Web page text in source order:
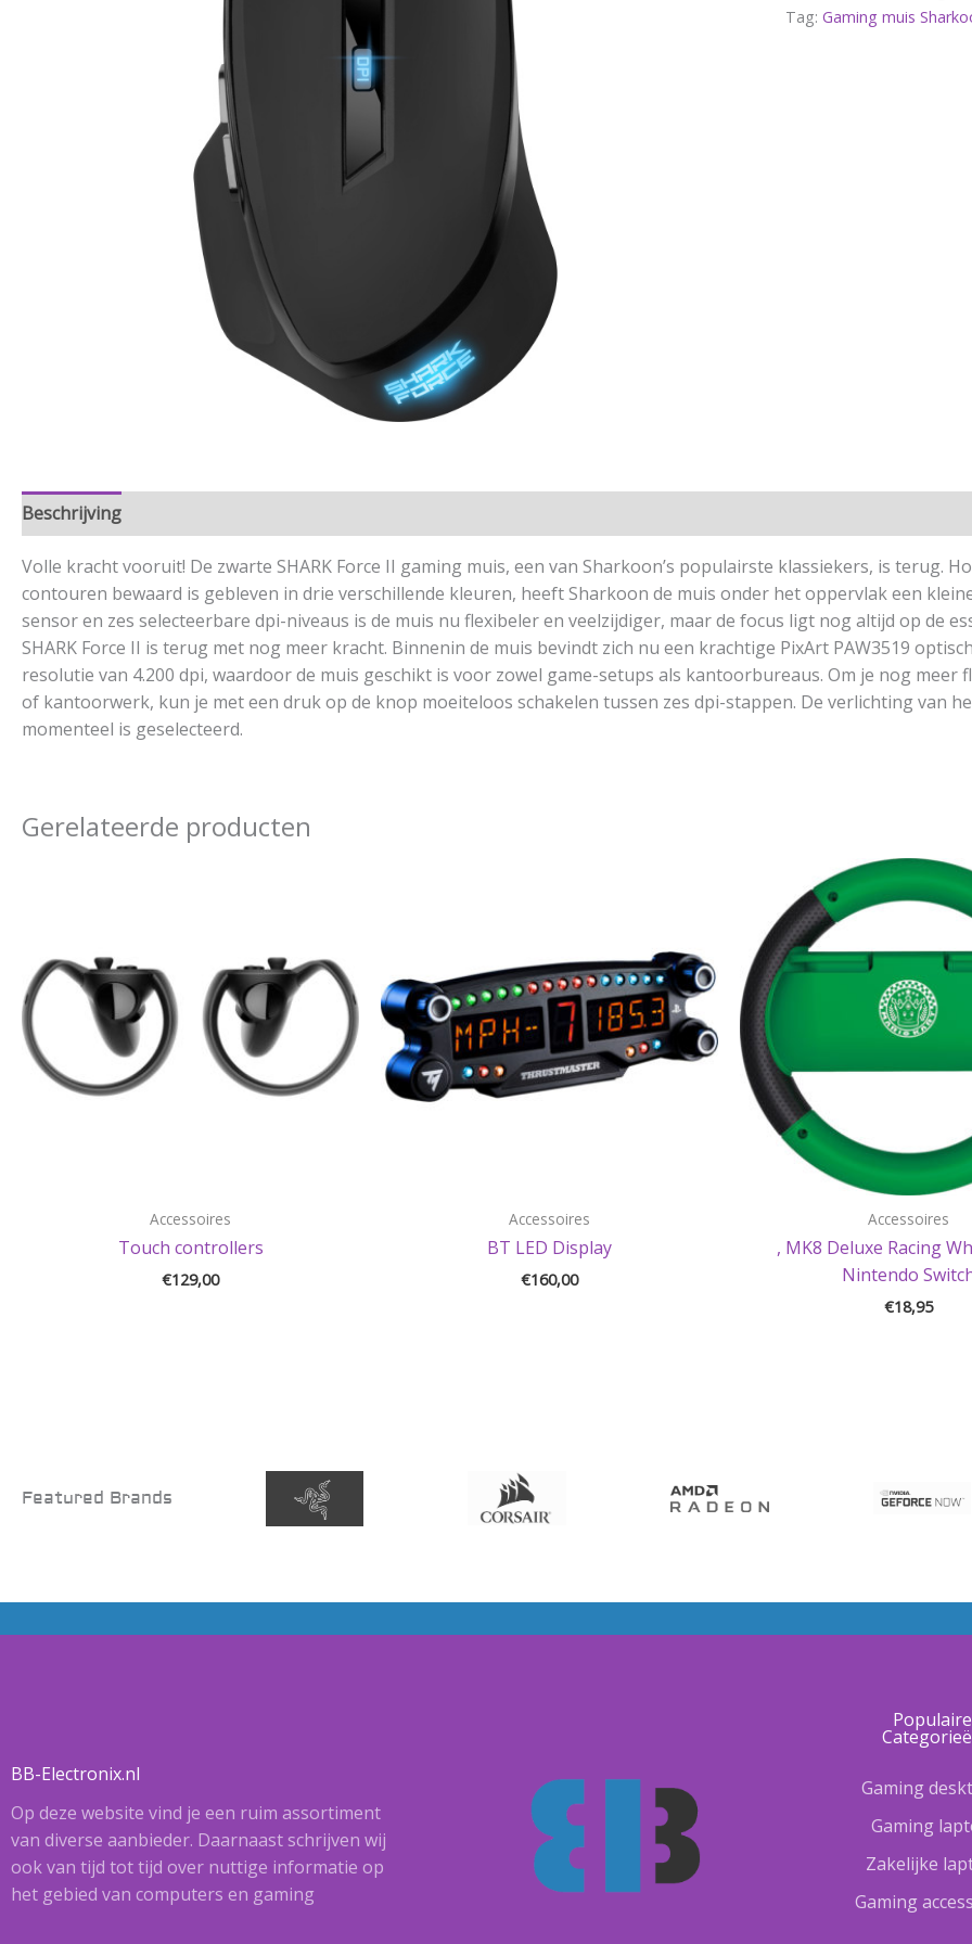
Tag:Gaming muis
Beschrijving
Volle kracht vooruit! De zwarte SHARK Force II gaming muis, een van Sharkoon’s populairste klassiekers, is terug.
contouren bewaard is gebleven in drie verschillende kleuren, heeft Sharkoon de muis onder het oppervlak een
sensor en zes selecteerbare dpi-niveaus is de muis nu flexibeler en veelzijdiger, maar de focus ligt nog altijd op de
SHARK Force II is terug met nog meer kracht. Binnenin de muis bevindt zich nu een krachtige PixArt PAW3519
resolutie van 4.200 dpi, waardoor de muis geschikt is voor zowel game-setups als kantoorbureaus. Om je nog
of kantoorwerk, kun je met een druk op de knop moeiteloos schakelen tussen zes dpi-stappen. De verlichting van
momenteel is geselecteerd.
Gerelateerde producten
Accessoires
Touch controllers
€129,00
Accessoires
BT LED Display
€160,00
Accessoires
, MK8 Deluxe Racing
Nintendo
€18,95
Featured Brands
BB-Electronix.nl
Op deze website vind je een ruim assortiment
van diverse aanbieder. Daarnaast schrijven wij
ook van tijd tot tijd over nuttige informatie op
het gebied van computers en gaming
Populaire
Gaming
Gaming
Zakelijke
Gaming